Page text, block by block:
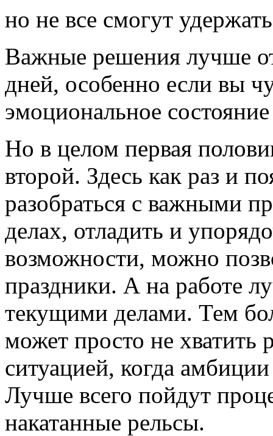
но не все смогут
Важные решения лучше
дней, особенно если вы
эмоциональное
Но в целом первая
второй. Здесь как раз и
разобраться с важными
делах, отладить и
возможности, можно
праздники. А на работе
текущими делами. Тем
может просто не хватить
ситуацией, когда
Лучше всего пойдут
накатанные рельсы.